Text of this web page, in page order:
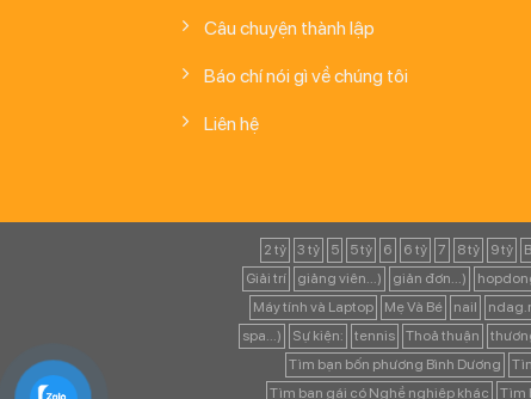
Câu chuyện thành lập
Báo chí nói gì về chúng tôi
Liên hệ
2 tỷ 3 tỷ 5 5 tỷ 6 6 tỷ 7 8 tỷ 9 tỷ
Giải trí
giảng viên...) giản đơn...)
Máy tính và Laptop
Mẹ Và Bé nail
spa...)
Sự kiện: tennis Thoả thuận
Tìm bạn bốn phương Bình Dương
Tìm bạn gái có Nghề nghiệp khác
Tìm